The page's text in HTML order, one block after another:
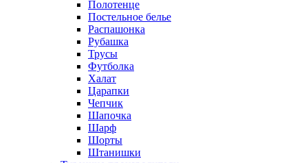
Полотенце
Постельное белье
Распашонка
Рубашка
Трусы
Футболка
Халат
Царапки
Чепчик
Шапочка
Шарф
Шорты
Штанишки